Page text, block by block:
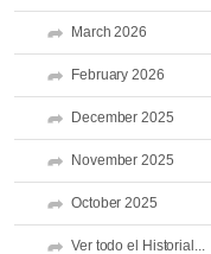
March 2026
February 2026
December 2025
November 2025
October 2025
Ver todo el Historial...